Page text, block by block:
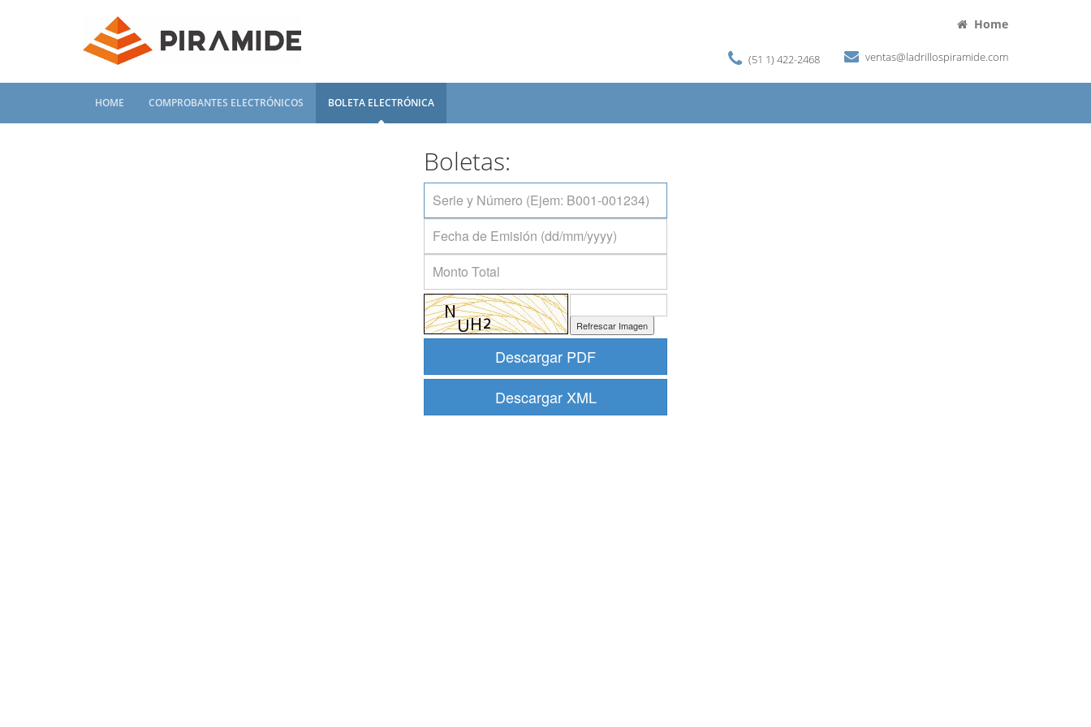
Home
(51 1) 422-2468 ventas@ladrillospiramide.com
HOME COMPROBANTES ELECTRÓNICOS BOLETA ELECTRÓNICA
Boletas:
Refrescar Imagen
Descargar PDF
Descargar XML